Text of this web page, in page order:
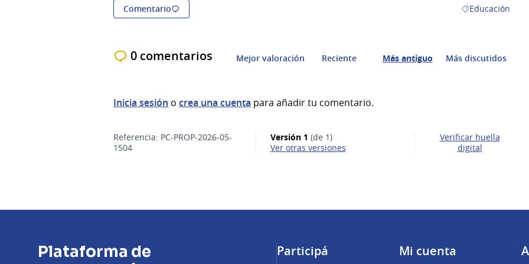
Comentario Resultados al
Educación
0 comentarios Mejor valoración Reciente Más antiguo Más discutidos
Inicia sesión o crea una cuenta para añadir tu comentario.
Referencia: PC-PROP-2026-05-
1504
Versión 1 (de 1)
ver otras versiones
Verificar huella
digital
Plataforma de
Participá Mi cuenta